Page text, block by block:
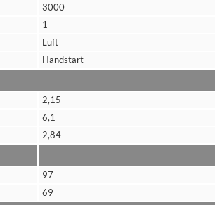
3000
1
Luft
Handstart
2,15
6,1
2,84
97
69